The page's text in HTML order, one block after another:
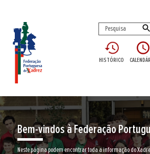
HISTÓRICO
Bem-vindos à Federação
Neste página podem encontrar toda a informação do